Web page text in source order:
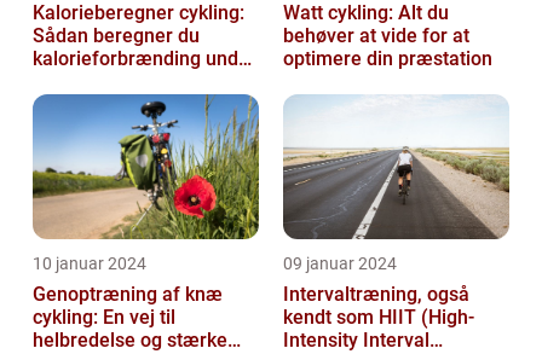
Kalorieberegner cykling:
Sådan beregner du
kalorieforbrænding under
Watt cykling: Alt du
behøver at vide for at
optimere din præstation
10 januar 2024
Genoptræning af knæ
cykling: En vej til
helbredelse og stærke
09 januar 2024
Intervaltræning, også
kendt som HIIT (High-
Intensity Interval